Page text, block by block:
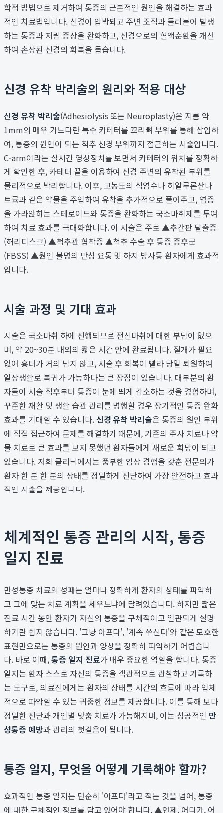
학적 방법으로 제거하여 통증의 근본적인 원인을 해결하는 효과
적인 치료법입니다. 신경이 압박되고 주변 조직과 들러붙어 발생
하는 통증과 저림 증상을 완화하고, 신경으로의 혈액순환을 개선
하여 손상된 신경의 회복을 돕습니다.
신경 유착 박리술의 원리와 적용 대상
신경 유착 박리술(Adhesiolysis 또는 Neuroplasty)은 지름 약
1mm의 매우 가느다란 특수 카테터를 꼬리뼈 부위를 통해 삽입하
여, 통증의 원인이 되는 척추 신경 부위까지 접근하는 시술입니다.
C-arm이라는 실시간 영상장치를 보면서 카테터의 위치를 정확하
게 확인한 후, 카테터 끝을 이용하여 신경 주변의 유착된 부위를
물리적으로 박리합니다. 이후, 고농도의 식염수나 히알루론산나
트륨과 같은 약물을 주입하여 유착을 추가적으로 풀어주고, 염증
을 가라앉히는 스테로이드와 통증을 완화하는 국소마취제를 투여
하여 치료 효과를 극대화합니다. 이 시술은 주로 ▲추간판 탈출증
(허리디스크) ▲척추관 협착증 ▲척추 수술 후 통증 증후군
(FBSS) ▲원인 불명의 만성 요통 및 하지 방사통 환자에게 효과적
입니다.
시술 과정 및 기대 효과
시술은 국소마취 하에 진행되므로 전신마취에 대한 부담이 없으
며, 약 20~30분 내외의 짧은 시간 안에 완료됩니다. 절개가 필요
없어 흉터가 거의 남지 않고, 시술 후 회복이 빨라 당일 퇴원하여
일상생활로 복귀가 가능하다는 큰 장점이 있습니다. 대부분의 환
자들이 시술 직후부터 통증이 눈에 띄게 감소하는 것을 경험하며,
꾸준한 재활 및 생활 습관 관리를 병행할 경우 장기적인 통증 완화
효과를 기대할 수 있습니다.신경 유착 박리술은 통증의 원인 부위
에 직접 접근하여 문제를 해결하기 때문에, 기존의 주사 치료나 약
물 치료로 큰 효과를 보지 못했던 환자들에게 새로운 희망이 되고
있습니다. 저희 클리닉에서는 풍부한 임상 경험을 갖춘 전문의가
환자 한 분 한 분의 상태를 정밀하게 진단하여 가장 안전하고 효과
적인 시술을 제공합니다.
체계적인 통증 관리의 시작, 통증
일지 진료
만성통증 치료의 성패는 얼마나 정확하게 환자의 상태를 파악하
고 그에 맞는 치료 계획을 세우느냐에 달려있습니다. 하지만 짧은
진료 시간 동안 환자가 자신의 통증을 구체적이고 일관되게 설명
하기란 쉽지 않습니다. '그냥 아프다', '계속 쑤신다'와 같은 모호한
표현만으로는 통증의 원인과 양상을 정확히 파악하기 어렵습니
다. 바로 이때,통증 일지 진료가 매우 중요한 역할을 합니다. 통증
일지는 환자 스스로 자신의 통증을 객관적으로 관찰하고 기록하
는 도구로, 의료진에게는 환자의 상태를 시간의 흐름에 따라 입체
적으로 파악할 수 있는 귀중한 정보를 제공합니다. 이를 통해 보다
정밀한 진단과 개인별 맞춤 치료가 가능해지며, 이는 성공적인 만
성통증 예방과 관리의 첫걸음이 됩니다.
통증 일지, 무엇을 어떻게 기록해야 할까?
효과적인 통증 일지는 단순히 '아프다'라고 적는 것을 넘어, 통증
에 대한 구체적인 정보를 담고 있어야 합니다. ▲언제, 어디가, 어